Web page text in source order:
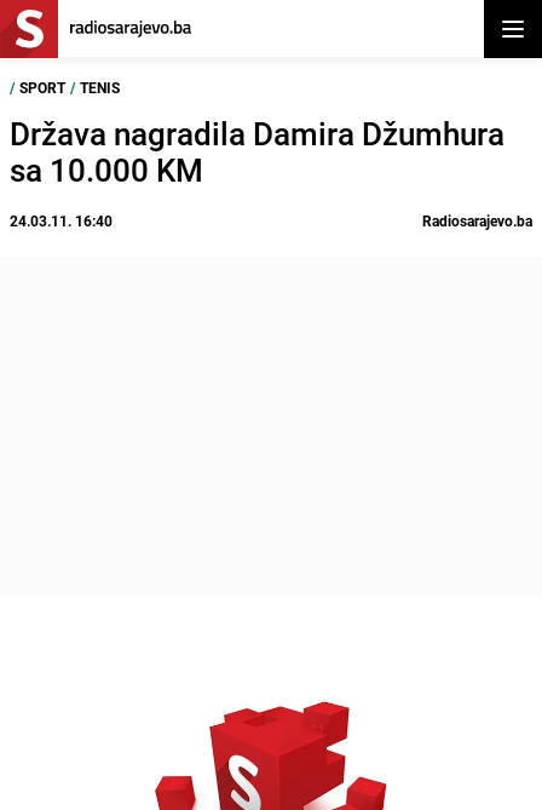
/ SPORT / TENIS
Država nagradila Damira Džumhura
sa 10.000 KM
24.03.11. 16:40 Radiosarajevo.ba